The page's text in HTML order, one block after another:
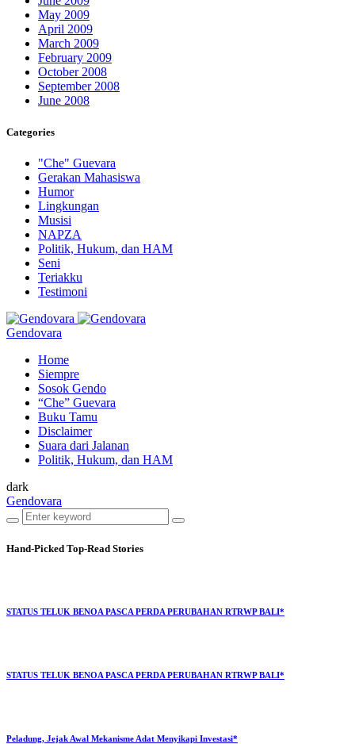
May 2009
April 2009
March 2009
February 2009
October 2008
September 2008
June 2008
Categories
"Che" Guevara
Gerakan Mahasiswa
Humor
Lingkungan
Musisi
NAPZA
Politik, Hukum, dan HAM
Seni
Teriakku
Testimoni
Gendovara
Home
Siempre
Sosok Gendo
“Che” Guevara
Buku Tamu
Disclaimer
Suara dari Jalanan
Politik, Hukum, dan HAM
dark
Gendovara
Hand-Picked Top-Read Stories
STATUS TELUK BENOA PASCA PERDA PERUBAHAN RTRWP BALI*
STATUS TELUK BENOA PASCA PERDA PERUBAHAN RTRWP BALI*
Peladung, Jejak Awal Mekanisme Adat Menyikapi Investasi*